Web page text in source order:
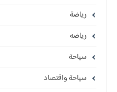
رياضة
رياضه
سياحة
سياحة واقتصاد